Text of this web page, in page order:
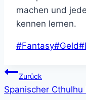
machen und
kennen lernen.
Schlagworte:
#Fantasy#Geld#
Zurück
Spanischer